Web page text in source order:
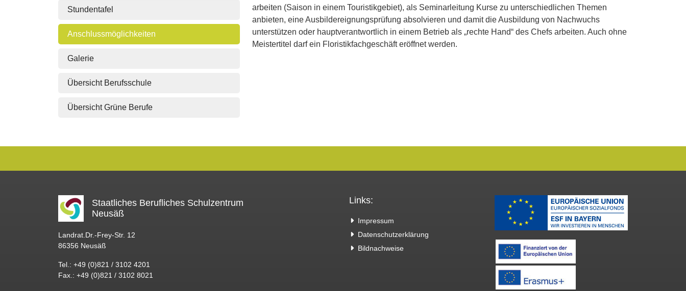
Stundentafel
Anschlussmöglichkeiten
Galerie
Übersicht Berufsschule
Übersicht Grüne Berufe
arbeiten (Saison in einem Touristikgebiet), als Seminarleitung Kurse zu unterschiedlichen Themen
anbieten, eine Ausbildereignungsprüfung absolvieren und damit die Ausbildung von Nachwuchs
unterstützen oder hauptverantwortlich in einem Betrieb als „rechte Hand“ des Chefs arbeiten. Auch ohne
Meistertitel darf ein Floristikfachgeschäft eröffnet werden.
Staatliches Berufliches Schulzentrum
Neusäß
Landrat.Dr.-Frey-Str. 12
86356 Neusäß
Tel.: +49 (0)821 / 3102 4201
Fax.: +49 (0)821 / 3102 8021
Links:
Impressum
Datenschutzerklärung
Bildnachweise